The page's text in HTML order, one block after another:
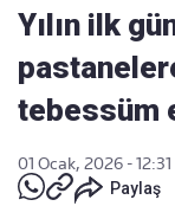
Yılın ilk
tebessüm
01 Ocak, 2026 - 12:31
Paylaş